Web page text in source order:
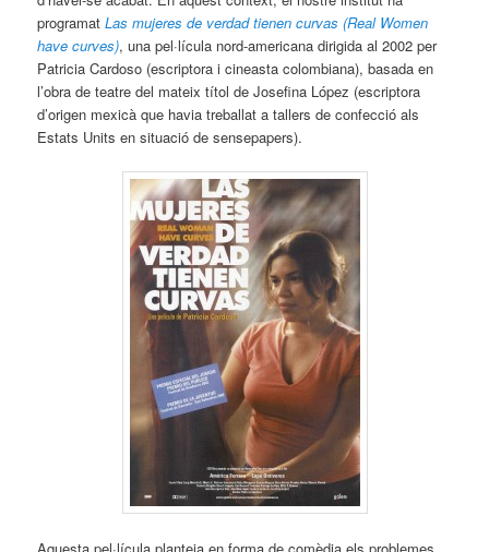
programatLas mujeres de verdad tienen curvas (Real Women
have curves), una pel·lícula nord-americana dirigida al 2002 per
Patricia Cardoso (escriptora i cineasta colombiana), basada en
l’obra de teatre del mateix títol de Josefina López (escriptora
d’origen mexicà que havia treballat a tallers de confecció als
Estats Units en situació de sensepapers).